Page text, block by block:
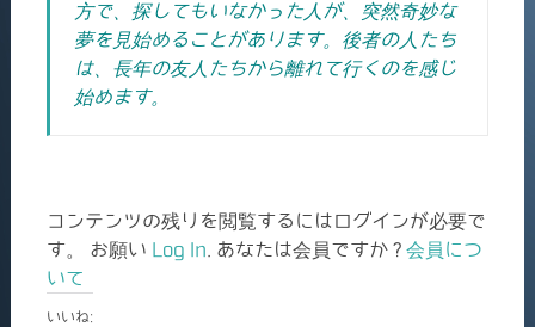
方で、探してもいなかった人が、突然奇妙な
夢を見始めることがあります。後者の人たち
は、長年の友人たちから離れて行くのを感じ
始めます。
コンテンツの残りを閲覧するにはログインが必要で
す。 お願い Log In . あなたは会員ですか ? 会員につ
いて
いいね: